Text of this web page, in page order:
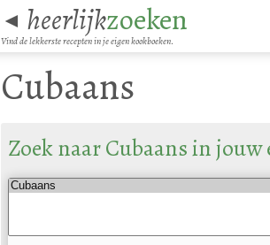
◄ heerlijkzoeken
Vind de lekkerste recepten in je eigen kookboeken.
Cubaans
Zoek naar Cubaans in jouw